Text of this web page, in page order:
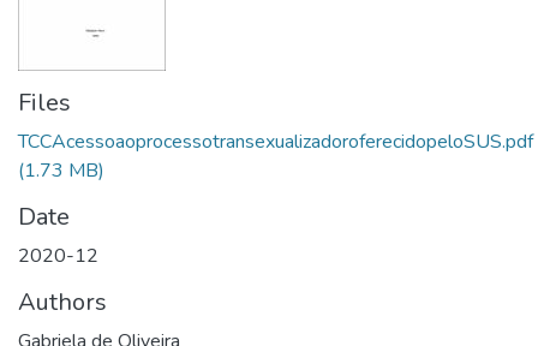
Files
TCCAcessoaoprocessotransexualizadoroferecidopeloSUS.pdf
(1.73 MB)
Date
2020-12
Authors